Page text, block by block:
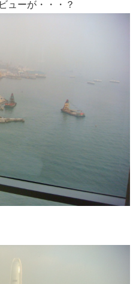
ューが・・・？